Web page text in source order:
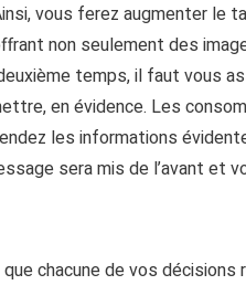
vous ferez augmenter le
non seulement des
temps, il faut vous
en évidence. Les
les informations
sera mis de l’avant et
chacune de vos décisions